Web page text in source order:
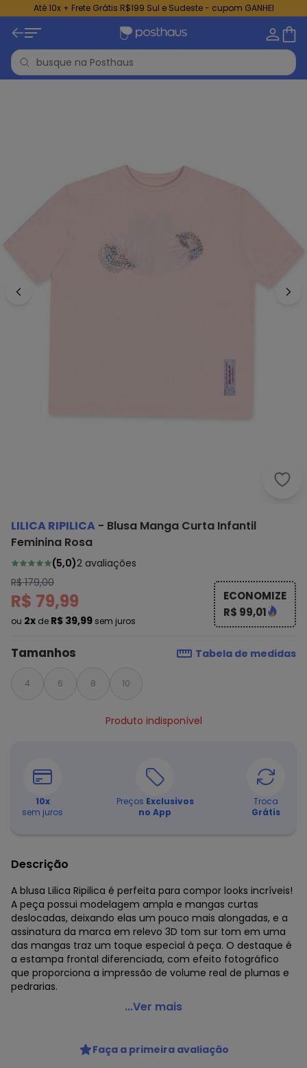
Até 10x + Frete Grátis R$199 Sul e Sudeste - cupom GANHEI
LILICA RIPILICA - Blusa Manga Curta Infantil
Feminina Rosa
(5,0)2 avaliações
R$ 179,00
R$ 79,99
ou 2x de R$ 39,99 sem juros
ECONOMIZE
R$ 99,01
Tamanhos Tabela de medidas
4 6 8 10
Produto indisponível
10x
sem juros
Preços Exclusivos
no App
Troca
Grátis
Descrição
A blusa Lilica Ripilica é perfeita para compor looks incríveis!
A peça possui modelagem ampla e mangas curtas
deslocadas, deixando elas um pouco mais alongadas, e a
assinatura da marca em relevo 3D tom sur tom em uma
das mangas traz um toque especial à peça. O destaque é
a estampa frontal diferenciada, com efeito fotográfico
que proporciona a impressão de volume real de plumas e
pedrarias.
Lilica Ripilica - Blusa Manga Curta Infantil Feminina Rosa
Modelagem: Ampla
Modelo: T-shirt
...Ver mais
Faça a primeira avaliação